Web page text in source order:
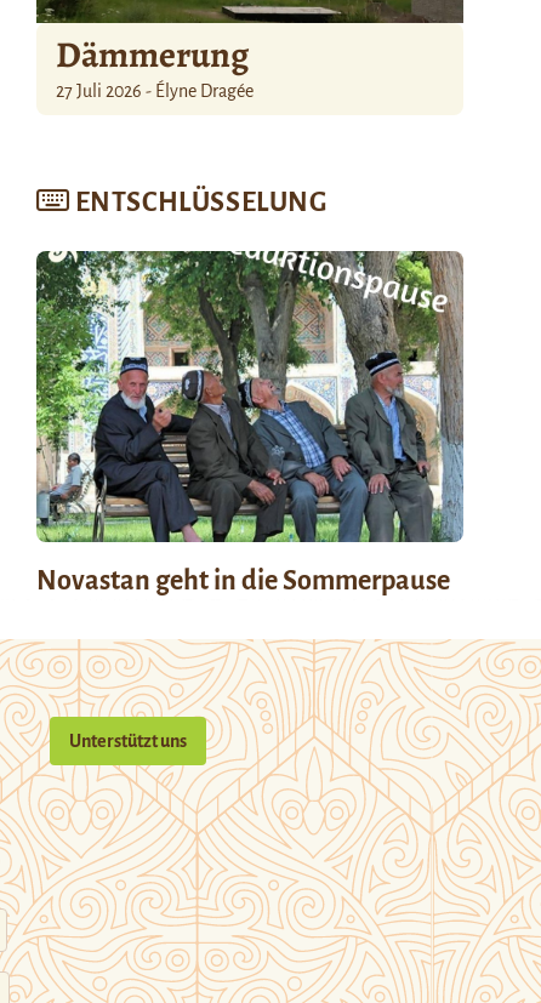
Dämmerung
27 Juli 2026 - Élyne Dragée
ENTSCHLÜSSELUNG
Novastan geht in die Sommerpause
Unterstützt uns